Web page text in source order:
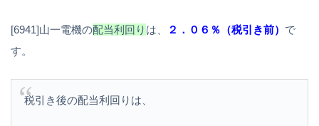
[6941]山一電機の配当利回り は、 ２．０６％（税引き前） で
す。
税引き後の配当利回りは、